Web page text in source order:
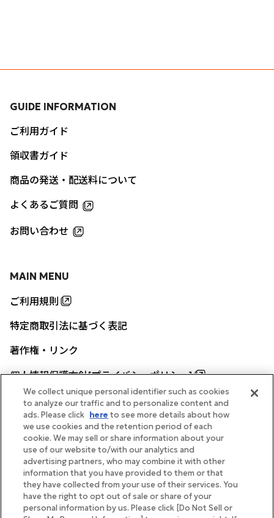
MAIN MENU
ご利用規則
特定商取引法に基づく表記
著作権・リンク
個人情報保護方針[プライバシーポリシー]
GUIDE INFORMATION
ご利用ガイド
領収書ガイド
商品の発送・配送料について
よくあるご質問
お問い合わせ
帝国ホテル公式サイト
FOLLOW
We collect unique personal identifier such as cookies
to analyze our traffic and to personalize content and
ads. Please click here to see more details about how
we use cookies and the retention period of each
cookie. We may sell or share information about your
use of our website to/with our analytics and
advertising partners, who may combine it with other
information that you have provided to them or that
they have collected from your use of their services. You
have the right to opt out of sale or share of your
personal information by us. Please click [Do Not Sell or